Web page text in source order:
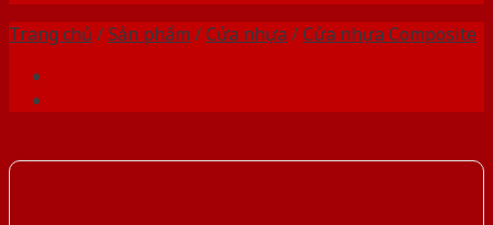
Trang chủ /Sản phẩm /Cửa nhựa /Cửa nhựa Composite